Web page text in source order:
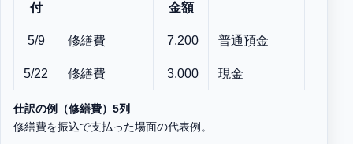
仕訳の例（修繕費）5列
修繕費を振込で支払った場面の代表例。
付
金額
5/9 修繕費 7,200 普通預金
5/22 修繕費 3,000 現金